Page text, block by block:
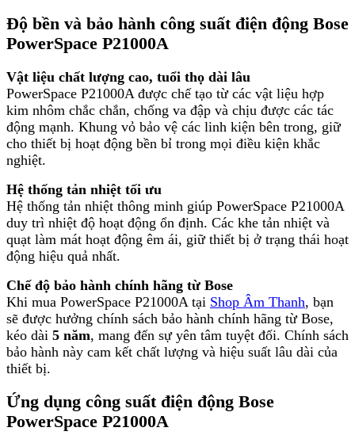
Độ bền và bảo hành công suất điện động Bose
PowerSpace P21000A
Vật liệu chất lượng cao, tuổi thọ dài lâu
PowerSpace P21000A được chế tạo từ các vật liệu hợp
kim nhôm chắc chắn, chống va đập và chịu được các tác
động mạnh. Khung vỏ bảo vệ các linh kiện bên trong, giữ
cho thiết bị hoạt động bền bỉ trong mọi điều kiện khắc
nghiệt.
Hệ thống tản nhiệt tối ưu
Hệ thống tản nhiệt thông minh giúp PowerSpace P21000A
duy trì nhiệt độ hoạt động ổn định. Các khe tản nhiệt và
quạt làm mát hoạt động êm ái, giữ thiết bị ở trạng thái hoạt
động hiệu quả nhất.
Chế độ bảo hành chính hãng từ Bose
Khi mua PowerSpace P21000A tại Shop Âm Thanh, bạn
sẽ được hưởng chính sách bảo hành chính hãng từ Bose,
kéo dài 5 năm, mang đến sự yên tâm tuyệt đối. Chính sách
bảo hành này cam kết chất lượng và hiệu suất lâu dài của
thiết bị.
Ứng dụng công suất điện động Bose
PowerSpace P21000A